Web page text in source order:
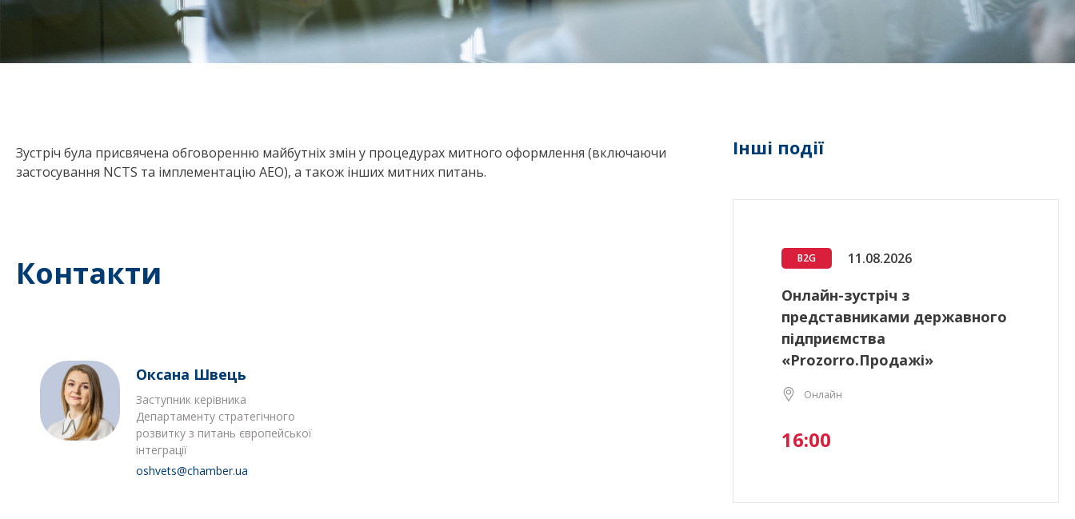
Зустріч була присвячена обговоренню майбутніх змін у процедурах митного оформлення (включаючи
застосування NCTS та імплементацію AEO), а також інших митних питань.
Контакти
Оксана Швець
Заступник керівника
Департаменту стратегічного
розвитку з питань європейської
інтеграції
oshvets@chamber.ua
Інші події
B2G 11.08.2026
Онлайн-зустріч з
представниками державного
підприємства
«Prozorro.Продажі»
Онлайн
16:00